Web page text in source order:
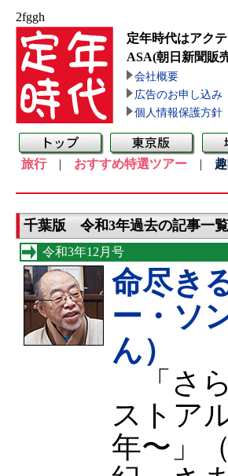
2fggh
定年時代はアク
ASA(朝日新聞販
会社概要
広告のお申し込み
個人情報保護方針
旅行| おすすめ特選ツアー |
千葉版 令和3年過去の記事一覧
令和3年12月号
命尽き
ー・ソ
ん）
「さ
ストア
年〜」